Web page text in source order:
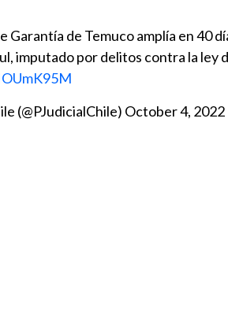
Garantía de Temuco amplía en 40
imputado por delitos contra la ley
(@PJudicialChile) October 4, 2022